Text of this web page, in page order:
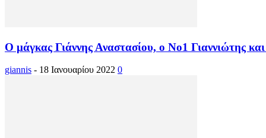
Ο μάγκας Γιάννης Αναστασίου, ο Νο1 Γιαννιώτης και
giannis - 18 Ιανουαρίου 2022 0